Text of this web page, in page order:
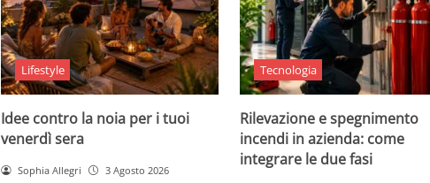
Lifestyle
Idee contro la noia per i tuoi
venerdì sera
Sophia Allegri 3 Agosto 2026
Tecnologia
Rilevazione e spegnimento
incendi in azienda: come
integrare le due fasi